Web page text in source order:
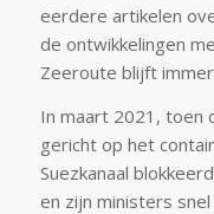
eerdere artikelen
de ontwikkelingen
Zeeroute blijft
In maart 2021, toen
gericht op het
Suezkanaal
en zijn ministers